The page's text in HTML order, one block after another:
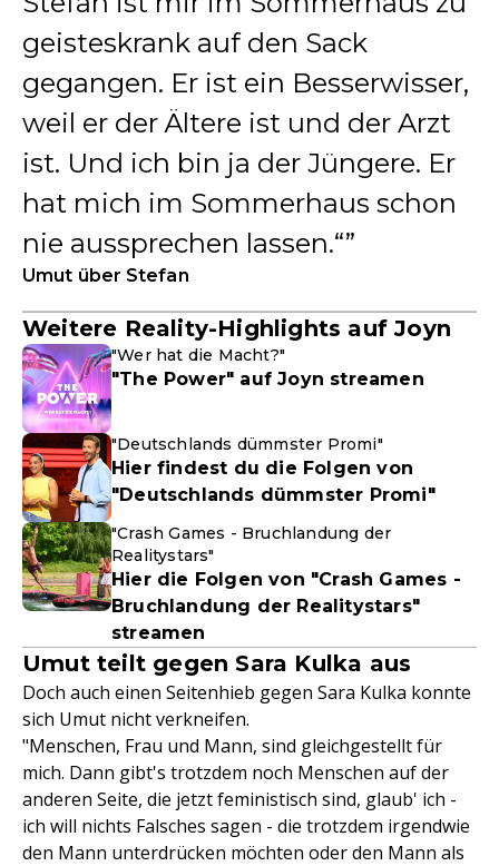
geisteskrank auf den Sack
gegangen. Er ist ein Besserwisser,
weil er der Ältere ist und der Arzt
ist. Und ich bin ja der Jüngere. Er
hat mich im Sommerhaus schon
nie aussprechen lassen.“
Umut über Stefan
Weitere Reality-Highlights auf Joyn
"Wer hat die Macht?"
"The Power" auf Joyn streamen
"Deutschlands dümmster Promi"
Hier findest du die Folgen von
"Deutschlands dümmster Promi"
"Crash Games - Bruchlandung der
Realitystars"
Hier die Folgen von "Crash Games -
Bruchlandung der Realitystars"
streamen
Umut teilt gegen Sara Kulka aus
Doch auch einen Seitenhieb gegen Sara Kulka konnte
sich Umut nicht verkneifen.
"Menschen, Frau und Mann, sind gleichgestellt für
mich. Dann gibt's trotzdem noch Menschen auf der
anderen Seite, die jetzt feministisch sind, glaub' ich -
ich will nichts Falsches sagen - die trotzdem irgendwie
den Mann unterdrücken möchten oder den Mann als